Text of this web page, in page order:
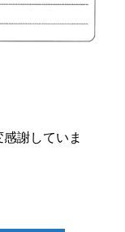
謝していま